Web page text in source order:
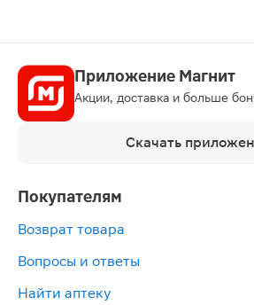
Приложение Магнит
Акции, доставка и больше
Скачать
Покупателям
Возврат товара
Вопросы и ответы
Найти аптеку